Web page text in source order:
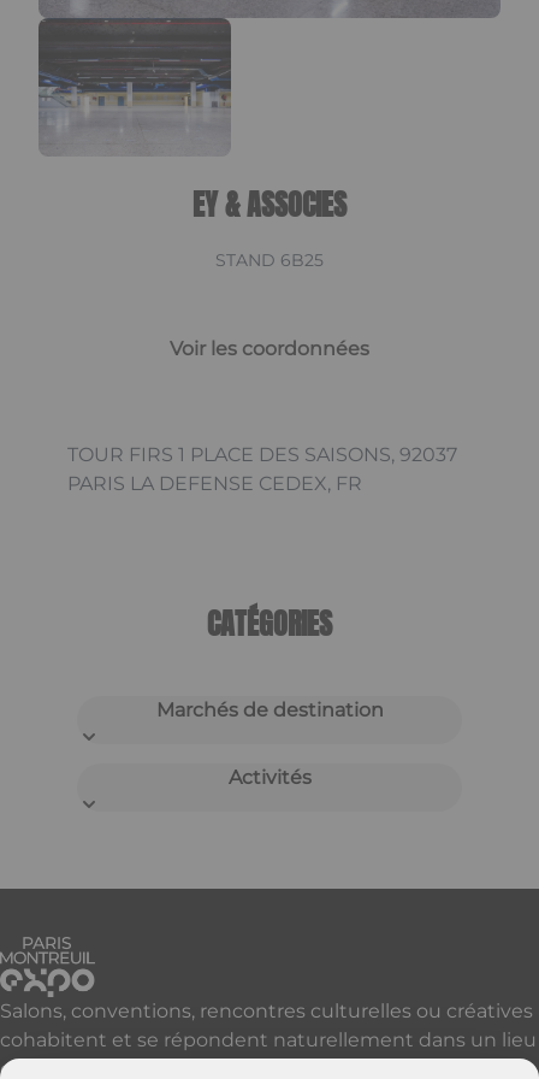
EY & ASSOCIES
STAND 6B25
Voir les coordonnées
TOUR FIRS 1 PLACE DES SAISONS, 92037
PARIS LA DEFENSE CEDEX, FR
CATÉGORIES
Marchés de destination
Activités
Salons, conventions, rencontres culturelles ou créatives
cohabitent et se répondent naturellement dans un lieu
qui accueille, réveille et révèle vos événements à Paris